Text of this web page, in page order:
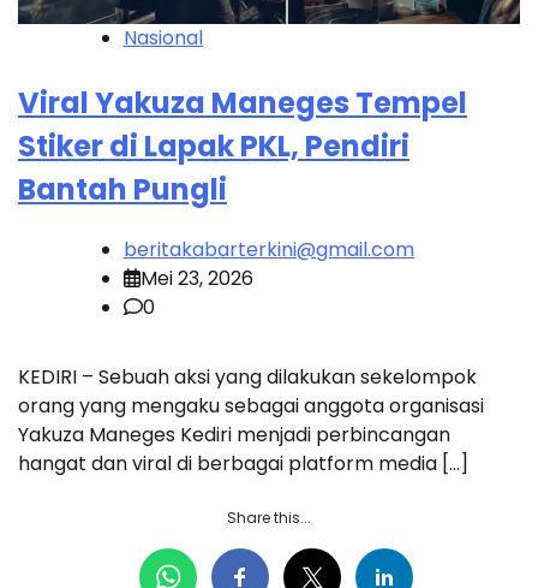
Nasional
Viral Yakuza Maneges Tempel
Stiker di Lapak PKL, Pendiri
Bantah Pungli
beritakabarterkini@gmail.com
Mei 23, 2026
0
KEDIRI – Sebuah aksi yang dilakukan sekelompok
orang yang mengaku sebagai anggota organisasi
Yakuza Maneges Kediri menjadi perbincangan
hangat dan viral di berbagai platform media […]
Share this...